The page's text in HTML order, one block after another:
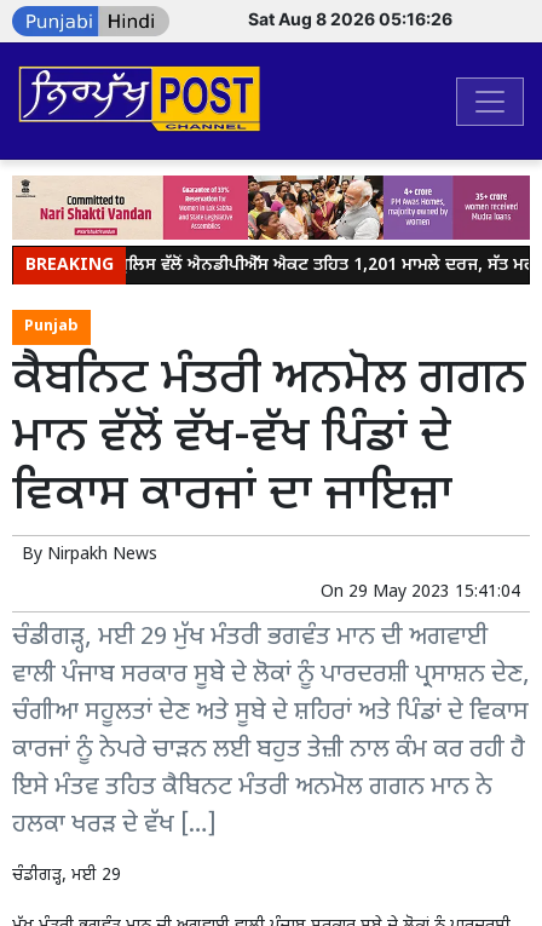
Sat Aug 8 2026 05:16:26
BREAKING
ਜਲੰਧਰ ਪੁਲਿਸ ਵੱਲੋਂ ਐਨਡੀਪੀਐੱਸ ਐਕਟ ਤਹਿਤ 1,201 ਮਾਮਲੇ ਦਰਜ, ਸੱਤ
Punjab
ਕੈਬਨਿਟ ਮੰਤਰੀ ਅਨਮੋਲ ਗਗਨ
ਮਾਨ ਵੱਲੋਂ ਵੱਖ-ਵੱਖ ਪਿੰਡਾਂ ਦੇ
ਵਿਕਾਸ ਕਾਰਜਾਂ ਦਾ ਜਾਇਜ਼ਾ
By Nirpakh News
On 29 May 2023 15:41:04
ਚੰਡੀਗੜ੍ਹ, ਮਈ 29 ਮੁੱਖ ਮੰਤਰੀ ਭਗਵੰਤ ਮਾਨ ਦੀ ਅਗਵਾਈ
ਵਾਲੀ ਪੰਜਾਬ ਸਰਕਾਰ ਸੂਬੇ ਦੇ ਲੋਕਾਂ ਨੂੰ ਪਾਰਦਰਸ਼ੀ ਪ੍ਰਸਾਸ਼ਨ ਦੇਣ,
ਚੰਗੀਆ ਸਹੂਲਤਾਂ ਦੇਣ ਅਤੇ ਸੂਬੇ ਦੇ ਸ਼ਹਿਰਾਂ ਅਤੇ ਪਿੰਡਾਂ ਦੇ ਵਿਕਾਸ
ਕਾਰਜਾਂ ਨੂੰ ਨੇਪਰੇ ਚਾੜਨ ਲਈ ਬਹੁਤ ਤੇਜ਼ੀ ਨਾਲ ਕੰਮ ਕਰ ਰਹੀ ਹੈ
ਇਸੇ ਮੰਤਵ ਤਹਿਤ ਕੈਬਿਨਟ ਮੰਤਰੀ ਅਨਮੋਲ ਗਗਨ ਮਾਨ ਨੇ
ਹਲਕਾ ਖਰੜ ਦੇ ਵੱਖ […]
ਚੰਡੀਗੜ੍ਹ, ਮਈ 29